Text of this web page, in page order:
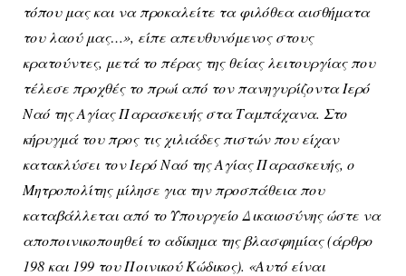
τόπου μας και να προκαλείτε τα φιλόθεα αισθήματα
του λαού μας…», είπε απευθυνόμενος στους
κρατούντες, μετά το πέρας της θείας λειτουργίας που
τέλεσε προχθές το πρωί από τον πανηγυρίζοντα Ιερό
Ναό της Αγίας Παρασκευής στα Ταμπάχανα. Στο
κήρυγμά του προς τις χιλιάδες πιστών που είχαν
κατακλύσει τον Ιερό Ναό της Αγίας Παρασκευής, ο
Μητροπολίτης μίλησε για την προσπάθεια που
καταβάλλεται από το Υπουργείο Δικαιοσύνης ώστε να
αποποινικοποιηθεί το αδίκημα της βλασφημίας (άρθρο
198 και 199 του Ποινικού Κώδικος). «Αυτό είναι